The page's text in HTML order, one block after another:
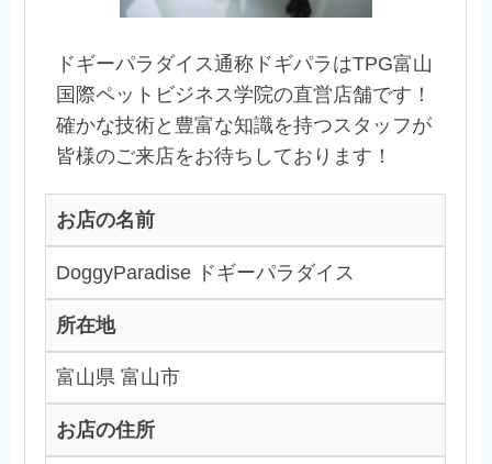
ドギーパラダイス通称ドギパラはTPG富山
国際ペットビジネス学院の直営店舗です！
確かな技術と豊富な知識を持つスタッフが
皆様のご来店をお待ちしております！
お店の名前
DoggyParadise ドギーパラダイス
所在地
富山県 富山市
お店の住所